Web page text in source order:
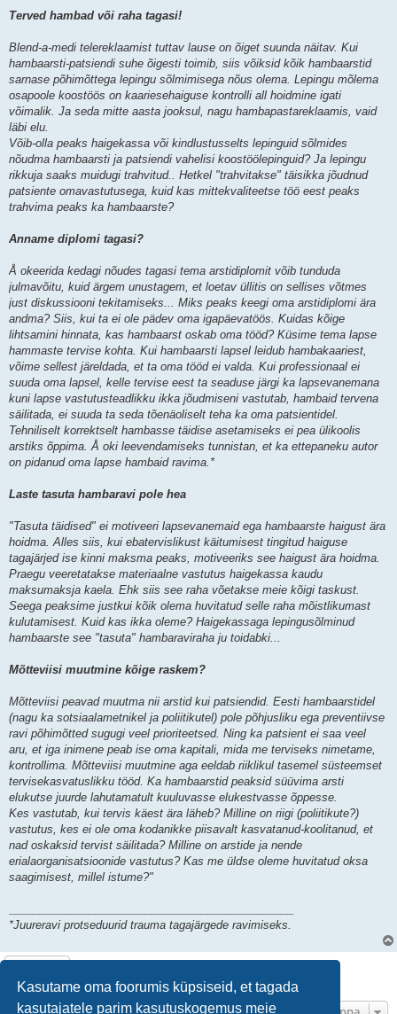
Kasutame oma foorumis küpsiseid, et tagada
kasutajatele parim kasutuskogemus meie
Terved hambad või raha tagasi!
Blend-a-medi telereklaamist tuttav lause on õiget suunda näitav. Kui
hambaarsti-patsiendi suhe õigesti toimib, siis võiksid kõik hambaarstid
sarnase põhimõttega lepingu sõlmimisega nõus olema. Lepingu mõlema
osapoole koostöös on kaariesehaiguse kontrolli all hoidmine igati
võimalik. Ja seda mitte aasta jooksul, nagu hambapastareklaamis, vaid
läbi elu.
Võib-olla peaks haigekassa või kindlustusselts lepinguid sõlmides
nõudma hambaarsti ja patsiendi vahelisi koostöölepinguid? Ja lepingu
rikkuja saaks muidugi trahvitud.. Hetkel "trahvitakse" täisikka jõudnud
patsiente omavastutusega, kuid kas mittekvaliteetse töö eest peaks
trahvima peaks ka hambaarste?
Anname diplomi tagasi?
Å okeerida kedagi nõudes tagasi tema arstidiplomit võib tunduda
julmavõitu, kuid ärgem unustagem, et loetav üllitis on sellises võtmes
just diskussiooni tekitamiseks... Miks peaks keegi oma arstidiplomi ära
andma? Siis, kui ta ei ole pädev oma igapäevatöös. Kuidas kõige
lihtsamini hinnata, kas hambaarst oskab oma tööd? Küsime tema lapse
hammaste tervise kohta. Kui hambaarsti lapsel leidub hambakaariest,
võime sellest järeldada, et ta oma tööd ei valda. Kui professionaal ei
suuda oma lapsel, kelle tervise eest ta seaduse järgi ka lapsevanemana
kuni lapse vastutusteadlikku ikka jõudmiseni vastutab, hambaid tervena
säilitada, ei suuda ta seda tõenäoliselt teha ka oma patsientidel.
Tehniliselt korrektselt hambasse täidise asetamiseks ei pea ülikoolis
arstiks õppima. Å oki leevendamiseks tunnistan, et ka ettepaneku autor
on pidanud oma lapse hambaid ravima.*
Laste tasuta hambaravi pole hea
"Tasuta täidised" ei motiveeri lapsevanemaid ega hambaarste haigust ära
hoidma. Alles siis, kui ebatervislikust käitumisest tingitud haiguse
tagajärjed ise kinni maksma peaks, motiveeriks see haigust ära hoidma.
Praegu veeretatakse materiaalne vastutus haigekassa kaudu
maksumaksja kaela. Ehk siis see raha võetakse meie kõigi taskust.
Seega peaksime justkui kõik olema huvitatud selle raha mõistlikumast
kulutamisest. Kuid kas ikka oleme? Haigekassaga lepingusõlminud
hambaarste see "tasuta" hambaraviraha ju toidabki...
Mõtteviisi muutmine kõige raskem?
Mõtteviisi peavad muutma nii arstid kui patsiendid. Eesti hambaarstidel
(nagu ka sotsiaalametnikel ja poliitikutel) pole põhjusliku ega preventiivse
ravi põhimõtted sugugi veel prioriteetsed. Ning ka patsient ei saa veel
aru, et iga inimene peab ise oma kapitali, mida me terviseks nimetame,
kontrollima. Mõtteviisi muutmine aga eeldab riiklikul tasemel süsteemset
tervisekasvatuslikku tööd. Ka hambaarstid peaksid süüvima arsti
elukutse juurde lahutamatult kuuluvasse elukestvasse õppesse.
Kes vastutab, kui tervis käest ära läheb? Milline on riigi (poliitikute?)
vastutus, kes ei ole oma kodanikke piisavalt kasvatanud-koolitanud, et
nad oskaksid tervist säilitada? Milline on arstide ja nende
erialaorganisatsioonide vastutus? Kas me üldse oleme huvitatud oksa
saagimisest, millel istume?"
*Juureravi protseduurid trauma tagajärgede ravimiseks.
1 postitus •1. leht1 -st